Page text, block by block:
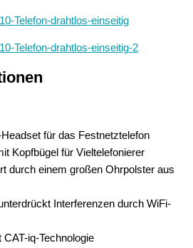
für das Festnetztelefon
Kopfbügel für Vieltelefonierer
durch einem großen Ohrpolster aus
Interferenzen durch WiFi-
iq-Technologie